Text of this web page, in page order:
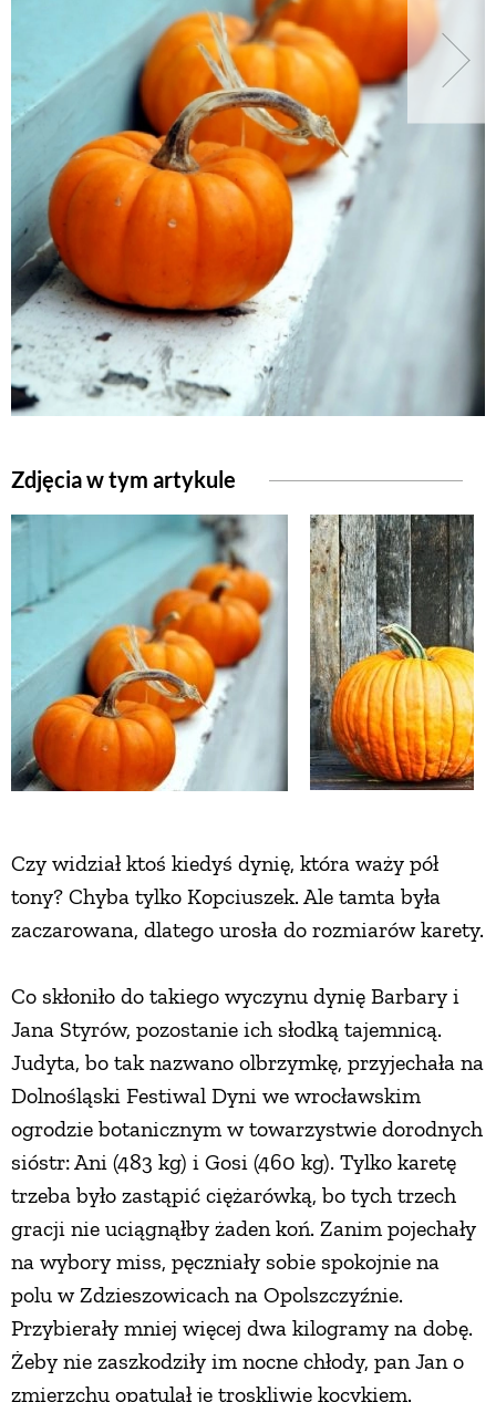
Zdjęcia w tym artykule
Czy widział ktoś kiedyś dynię, która waży pół
tony? Chyba tylko Kopciuszek. Ale tamta była
zaczarowana, dlatego urosła do rozmiarów karety.
Co skłoniło do takiego wyczynu dynię Barbary i
Jana Styrów, pozostanie ich słodką tajemnicą.
Judyta, bo tak nazwano olbrzymkę, przyjechała na
Dolnośląski Festiwal Dyni we wrocławskim
ogrodzie botanicznym w towarzystwie dorodnych
sióstr: Ani (483 kg) i Gosi (460 kg). Tylko karetę
trzeba było zastąpić ciężarówką, bo tych trzech
gracji nie uciągnąłby żaden koń. Zanim pojechały
na wybory miss, pęczniały sobie spokojnie na
polu w Zdzieszowicach na Opolszczyźnie.
Przybierały mniej więcej dwa kilogramy na dobę.
Żeby nie zaszkodziły im nocne chłody, pan Jan o
zmierzchu opatulał je troskliwie kocykiem.